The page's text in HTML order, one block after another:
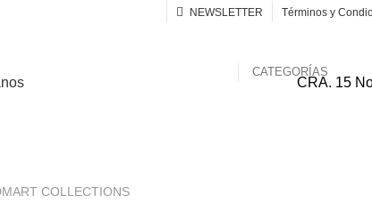
NEWSLETTER Términos y
CATEGORÍAS
CRA. 15
COLLECTIONS